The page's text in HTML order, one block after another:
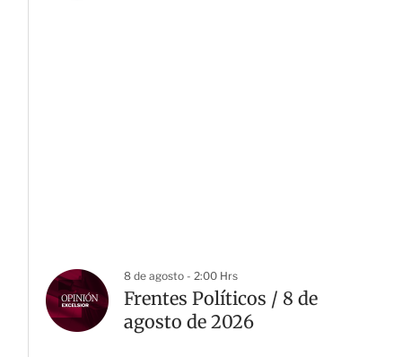
8 de agosto - 2:00 Hrs
Frentes Políticos / 8 de
agosto de 2026